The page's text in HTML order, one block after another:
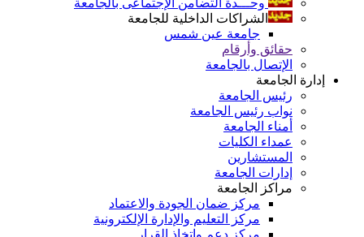
الشراكات الداخلية للجامعة
جامعة عين شمس
حقائق وأرقام
الإتصال بالجامعة
إدارة الجامعة
رئيس الجامعة
نواب رئيس الجامعة
أمناء الجامعة
عمداء الكليات
المستشارين
إدارات الجامعة
مراكز الجامعة
مركز ضمان الجودة والاعتماد
مركز التعليم والإدارة الإلكترونية
مركز دعم وإتخاذ القرار